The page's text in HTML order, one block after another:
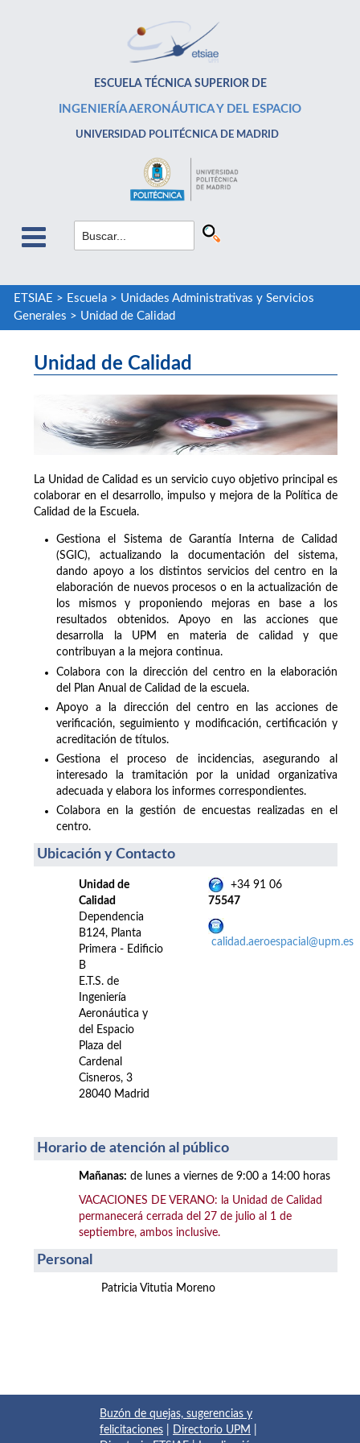
ESCUELA TÉCNICA SUPERIOR DE
INGENIERÍA AERONÁUTICA Y DEL ESPACIO
UNIVERSIDAD POLITÉCNICA DE MADRID
ETSIAE > Escuela> Unidades Administrativas y Servicios
Generales > Unidad de Calidad
Unidad de Calidad
La Unidad de Calidad es un servicio cuyo objetivo principal es
colaborar en el desarrollo, impulso y mejora de la Política de
Calidad de la Escuela.
Gestiona el Sistema de Garantía Interna de Calidad
(SGIC), actualizando la documentación del sistema,
dando apoyo a los distintos servicios del centro en la
elaboración de nuevos procesos o en la actualización de
los mismos y proponiendo mejoras en base a los
resultados obtenidos. Apoyo en las acciones que
desarrolla la UPM en materia de calidad y que
contribuyan a la mejora continua.
Colabora con la dirección del centro en la elaboración
del Plan Anual de Calidad de la escuela.
Apoyo a la dirección del centro en las acciones de
verificación, seguimiento y modificación, certificación y
acreditación de títulos.
Gestiona el proceso de incidencias, asegurando al
interesado la tramitación por la unidad organizativa
adecuada y elabora los informes correspondientes.
Colabora en la gestión de encuestas realizadas en el
centro.
Ubicación y Contacto
Unidad de
Calidad
Dependencia
B124, Planta
Primera - Edificio
B
E.T.S. de
Ingeniería
Aeronáutica y
del Espacio
Plaza del
Cardenal
Cisneros, 3
28040 Madrid
+34 91 06
75547
calidad.aeroespacial@upm.es
Horario de atención al público
Mañanas: de lunes a viernes de 9:00 a 14:00 horas
VACACIONES DE VERANO: la Unidad de Calidad
permanecerá cerrada del 27 de julio al 1 de
septiembre, ambos inclusive.
Personal
Patricia Vitutia Moreno
Buzón de quejas, sugerencias y
felicitaciones
Directorio UPM